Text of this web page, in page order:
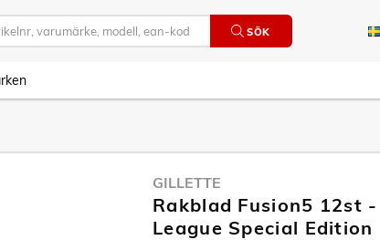
SÖK
GILLETTE
Rakblad Fusion5 12st
League Special Edition